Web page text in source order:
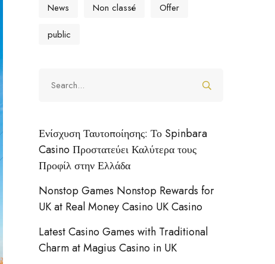
News Non classé Offer
public
Ενίσχυση Ταυτοποίησης: Το Spinbara
Casino Προστατεύει Καλύτερα τους
Προφίλ στην Ελλάδα
Nonstop Games Nonstop Rewards for
UK at Real Money Casino UK Casino
Latest Casino Games with Traditional
Charm at Magius Casino in UK